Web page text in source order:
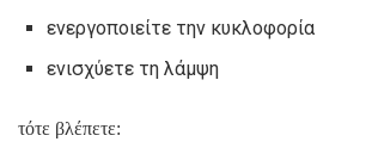
ενεργοποιείτε την κυκλοφορία
ενισχύετε τη λάμψη
τότε βλέπετε: